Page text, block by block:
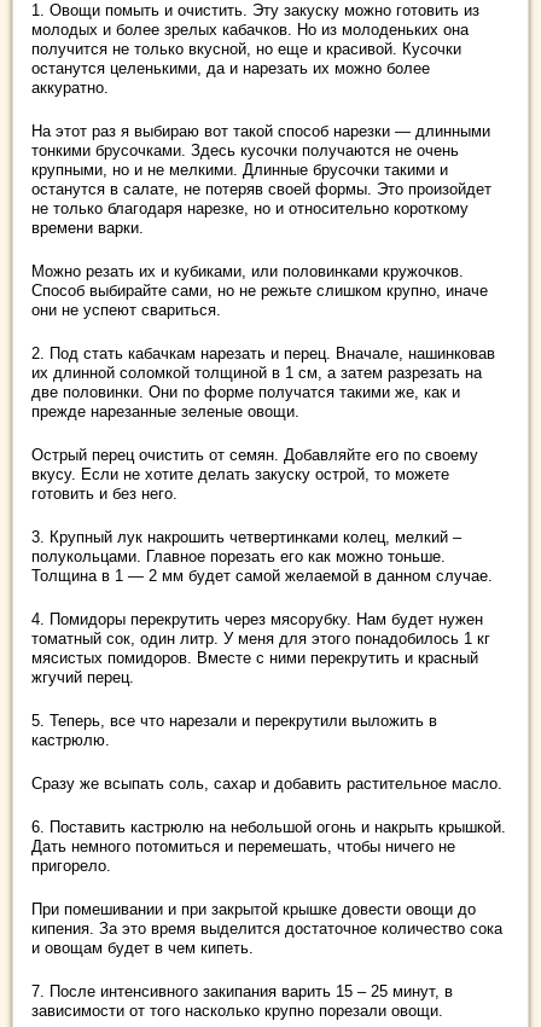
1. Овощи помыть и очистить. Эту закуску можно готовить из
молодых и более зрелых кабачков. Но из молоденьких она
получится не только вкусной, но еще и красивой. Кусочки
останутся целенькими, да и нарезать их можно более
аккуратно.
На этот раз я выбираю вот такой способ нарезки — длинными
тонкими брусочками. Здесь кусочки получаются не очень
крупными, но и не мелкими. Длинные брусочки такими и
останутся в салате, не потеряв своей формы. Это произойдет
не только благодаря нарезке, но и относительно короткому
времени варки.
Можно резать их и кубиками, или половинками кружочков.
Способ выбирайте сами, но не режьте слишком крупно, иначе
они не успеют свариться.
2. Под стать кабачкам нарезать и перец. Вначале, нашинковав
их длинной соломкой толщиной в 1 см, а затем разрезать на
две половинки. Они по форме получатся такими же, как и
прежде нарезанные зеленые овощи.
Острый перец очистить от семян. Добавляйте его по своему
вкусу. Если не хотите делать закуску острой, то можете
готовить и без него.
3. Крупный лук накрошить четвертинками колец, мелкий –
полукольцами. Главное порезать его как можно тоньше.
Толщина в 1 — 2 мм будет самой желаемой в данном случае.
4. Помидоры перекрутить через мясорубку. Нам будет нужен
томатный сок, один литр. У меня для этого понадобилось 1 кг
мясистых помидоров. Вместе с ними перекрутить и красный
жгучий перец.
5. Теперь, все что нарезали и перекрутили выложить в
кастрюлю.
Сразу же всыпать соль, сахар и добавить растительное масло.
6. Поставить кастрюлю на небольшой огонь и накрыть крышкой.
Дать немного потомиться и перемешать, чтобы ничего не
пригорело.
При помешивании и при закрытой крышке довести овощи до
кипения. За это время выделится достаточное количество сока
и овощам будет в чем кипеть.
7. После интенсивного закипания варить 15 – 25 минут, в
зависимости от того насколько крупно порезали овощи.